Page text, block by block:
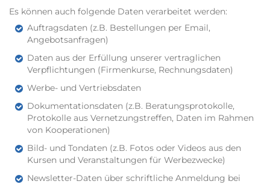
Es können auch folgende Daten verarbeitet werden:
Auftragsdaten (z.B. Bestellungen per Email,
Angebotsanfragen)
Daten aus der Erfüllung unserer vertraglichen
Verpflichtungen (Firmenkurse, Rechnungsdaten)
Werbe- und Vertriebsdaten
Dokumentationsdaten (z.B. Beratungsprotokolle,
Protokolle aus Vernetzungstreffen, Daten im Rahmen
von Kooperationen)
Bild- und Tondaten (z.B. Fotos oder Videos aus den
Kursen und Veranstaltungen für Werbezwecke)
Newsletter-Daten über schriftliche Anmeldung bei